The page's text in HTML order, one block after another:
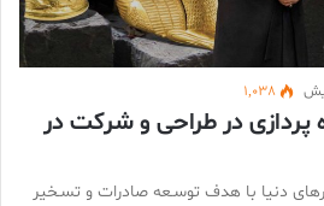
1,038
پردازی در طراحی و شرکت در
دنیا با هدف توسـعه صادرات و تسـخیر